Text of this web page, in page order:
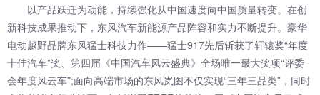
以产品跃迁为动能，持续强化从中国速度向中国质量转变。在创
新科技成果推动下，东风汽车新能源产品阵容和实力不断提升。豪华
电动越野品牌东风猛士科技力作——猛士917先后斩获了轩辕奖“年度
十佳汽车”奖、第四届《中国汽车风云盛典》全场唯一最大奖项“评委
会年度风云车”;面向高端市场的东风岚图不仅实现“三年三品类”，同时